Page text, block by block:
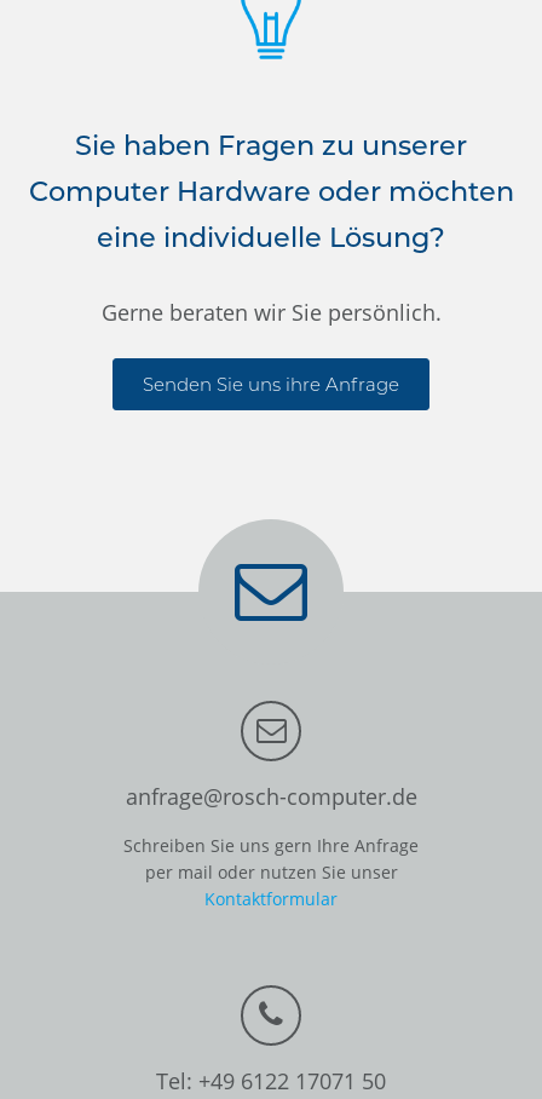
Sie haben Fragen zu unserer
Computer Hardware oder möchten
eine individuelle Lösung?
Gerne beraten wir Sie persönlich.
Senden Sie uns ihre Anfrage
anfrage@rosch-computer.de
Schreiben Sie uns gern Ihre Anfrage
per mail oder nutzen Sie unser
Kontaktformular
Tel: +49 6122 17071 50